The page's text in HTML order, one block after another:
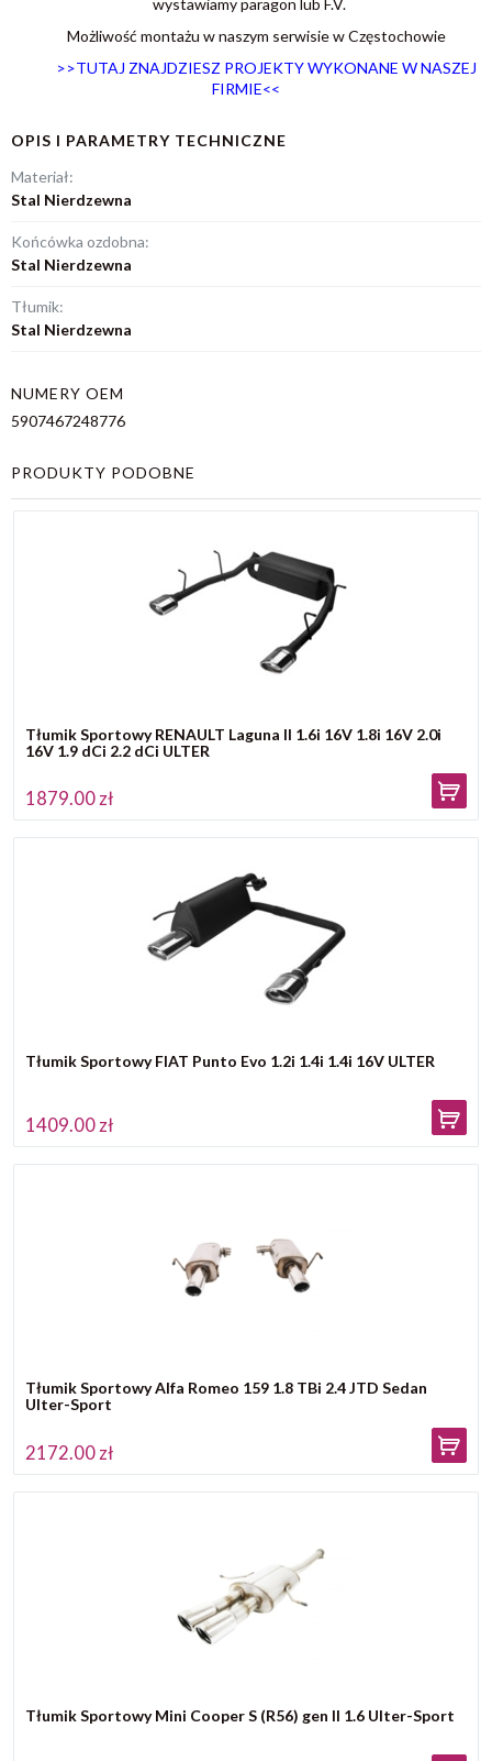
wystawiamy paragon lub F.V.
Możliwość montażu w naszym serwisie w Częstochowie
>>TUTAJ ZNAJDZIESZ PROJEKTY WYKONANE W NASZEJ
FIRMIE<<
OPIS I PARAMETRY TECHNICZNE
Materiał:
Stal Nierdzewna
Końcówka ozdobna:
Stal Nierdzewna
Tłumik:
Stal Nierdzewna
NUMERY OEM
5907467248776
PRODUKTY PODOBNE
Tłumik Sportowy RENAULT Laguna II 1.6i 16V 1.8i 16V 2.0i
16V 1.9 dCi 2.2 dCi ULTER
1879.00 zł
Tłumik Sportowy FIAT Punto Evo 1.2i 1.4i 1.4i 16V ULTER
1409.00 zł
Tłumik Sportowy Alfa Romeo 159 1.8 TBi 2.4 JTD Sedan
Ulter-Sport
2172.00 zł
Tłumik Sportowy Mini Cooper S (R56) gen II 1.6 Ulter-Sport